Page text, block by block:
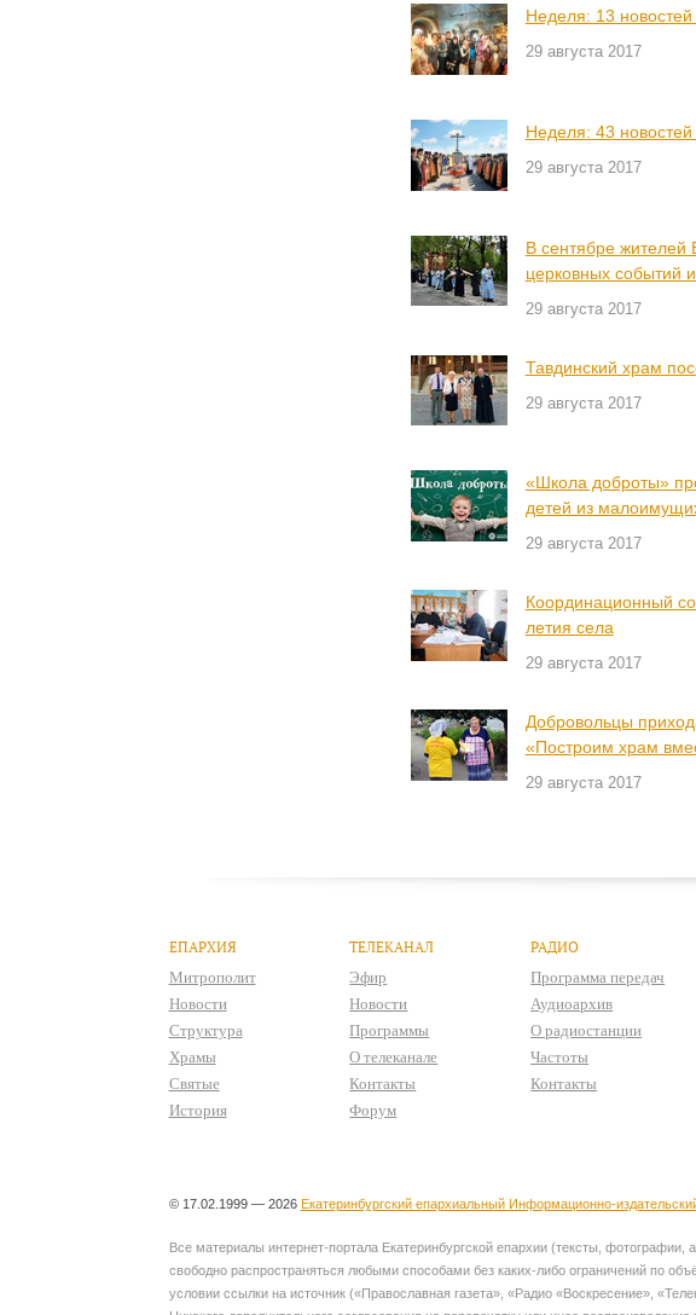
Неделя: 13
29 августа 2017
Неделя: 43
29 августа 2017
В сентябре жителей
церковных событий
29 августа 2017
Тавдинский храм
29 августа 2017
«Школа доброты»
детей из
29 августа 2017
Координационный
летия села
29 августа 2017
Добровольцы
«Построим храм
29 августа 2017
ЕПАРХИЯ
Митрополит
Новости
Структура
Храмы
Святые
История
ТЕЛЕКАНАЛ
Эфир
Новости
Программы
О телеканале
Контакты
Форум
РАДИО
Программа передач
Аудиоархив
О радиостанции
Частоты
Контакты
© 17.02.1999 — 2026 Екатеринбургский епархиальный Информационно-
Все материалы интернет-портала Екатеринбургской епархии (тексты, фотографии,
свободно распространяться любыми способами без каких-либо ограничений по
условии ссылки на источник («Православная газета», «Радио «Воскресение»,